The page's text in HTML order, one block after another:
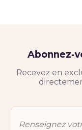
Abonnez-
Recevez en